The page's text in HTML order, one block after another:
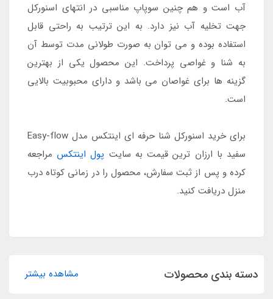
آب است و هم چنین سوپاپ مناسبی در انتهای اسنورکل
جهت تخلیه آب نیز دارد. به این ترتیب به راحتی قابل
استفاده بوده و می توان به صورت طولانی مدت توسط آن
به شنا و غواصی پرداخت. این محصول یکی از بهترین
گزینه ها برای غواصان می باشد و دارای محبوبیت بالایی
است.
برای خرید اسنورکل شنا حرفه ای اینتکس مدل Easy-flow
سفید با ارزان ترین قیمت به سایت پول اینتکس مراجعه
کرده و پس از ثبت سفارش، محصول را در زمانی کوتاه درب
منزل دریافت کنید.
دسته بندی محصولات مشاهده بیشتر